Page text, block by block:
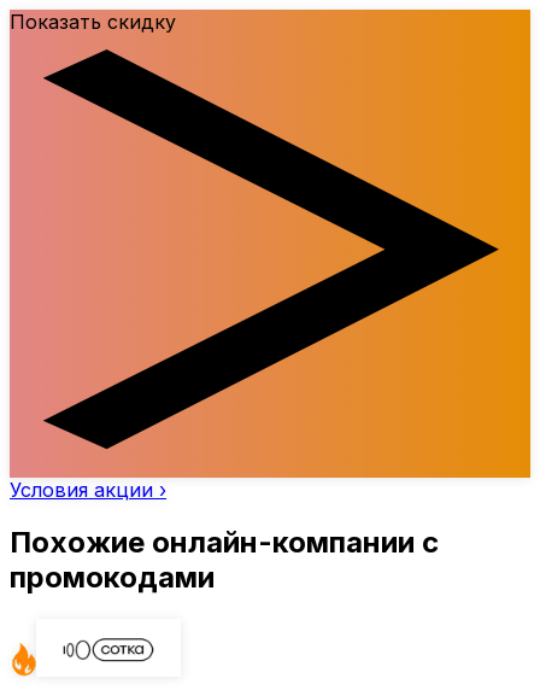
Показать скидку
Условия акции ›
Похожие онлайн-компании с
промокодами